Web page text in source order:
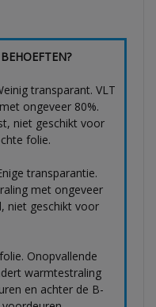
transparant. VLT
ongeveer 80%.
niet geschikt voor
folie.
transparantie.
met ongeveer
niet geschikt voor
Onopvallende
warmtestraling
en achter de B-